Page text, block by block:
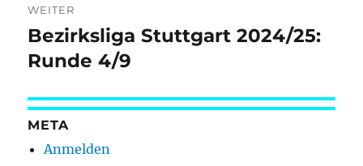
WEITER
Nächster
Beitrag:
Bezirksliga Stuttgart 2024/25:
Runde 4/9
META
Anmelden